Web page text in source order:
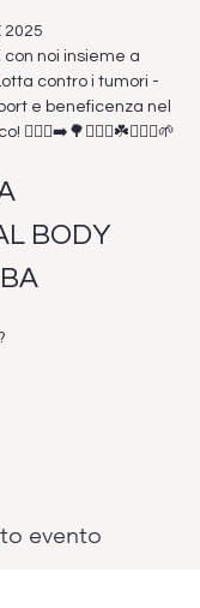
2025
con noi insieme a
contro i tumori -
e beneficenza nel
BODY
evento